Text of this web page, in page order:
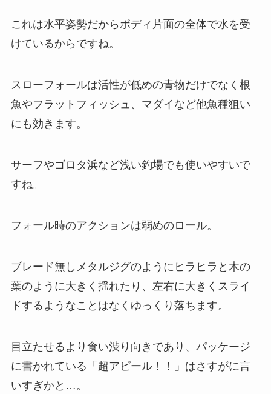
これは水平姿勢だからボディ片面の全体で水を受
けているからですね。
スローフォールは活性が低めの青物だけでなく根
魚やフラットフィッシュ、マダイなど他魚種狙い
にも効きます。
サーフやゴロタ浜など浅い釣場でも使いやすいで
すね。
フォール時のアクションは弱めのロール。
ブレード無しメタルジグのようにヒラヒラと木の
葉のように大きく揺れたり、左右に大きくスライ
ドするようなことはなくゆっくり落ちます。
目立たせるより食い渋り向きであり、パッケージ
に書かれている「超アピール！！」はさすがに言
いすぎかと…。